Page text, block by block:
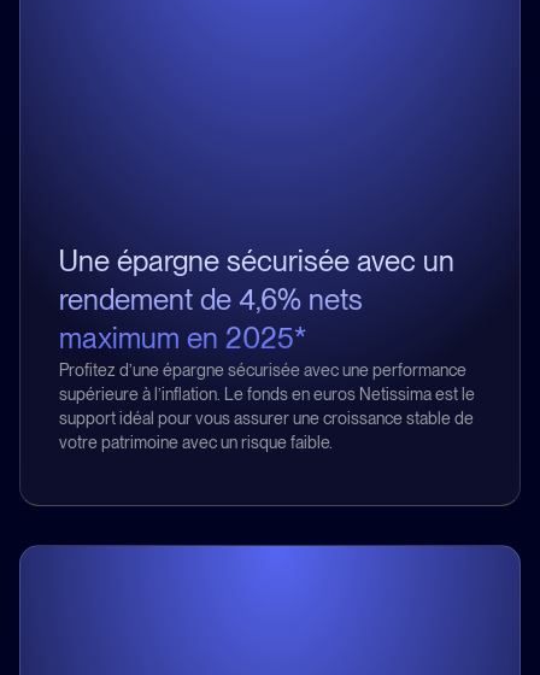
Une épargne sécurisée avec un
rendement de 4,6% nets
maximum en 2025*
Profitez d’une épargne sécurisée avec une performance
supérieure à l’inflation. Le fonds en euros Netissima est le
support idéal pour vous assurer une croissance stable de
votre patrimoine avec un risque faible.